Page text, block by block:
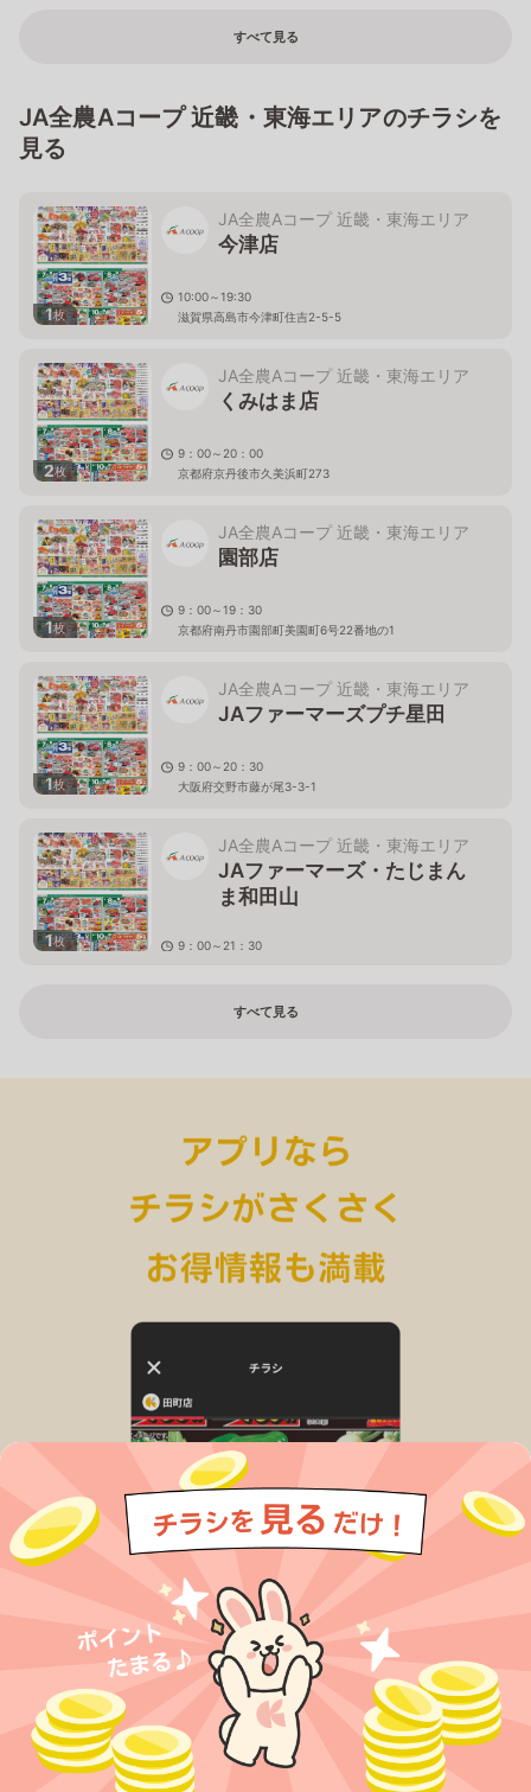
すべて見る
JA全農Aコープ 近畿・東海エリアのチラシを
見る
1枚
JA全農Aコープ 近畿・東海エリア
今津店
10:00～19:30
滋賀県高島市今津町住吉2-5-5
2枚
JA全農Aコープ 近畿・東海エリア
くみはま店
9：00～20：00
京都府京丹後市久美浜町273
1枚
JA全農Aコープ 近畿・東海エリア
園部店
9：00～19：30
京都府南丹市園部町美園町6号22番地の1
1枚
JA全農Aコープ 近畿・東海エリア
JAファーマーズプチ星田
9：00～20：30
大阪府交野市藤が尾3-3-1
1枚
JA全農Aコープ 近畿・東海エリア
JAファーマーズ・たじまん
ま和田山
9：00～21：30
すべて見る